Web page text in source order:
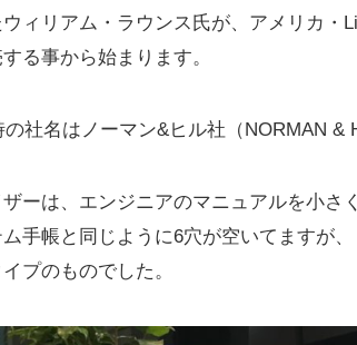
ィリアム・ラウンス氏が、アメリカ・
る事から始まります。
社名はノーマン&ヒル社（NORMAN &
ーは、エンジニアのマニュアルを小さ
手帳と同じように6穴が空いてますが
プのものでした。